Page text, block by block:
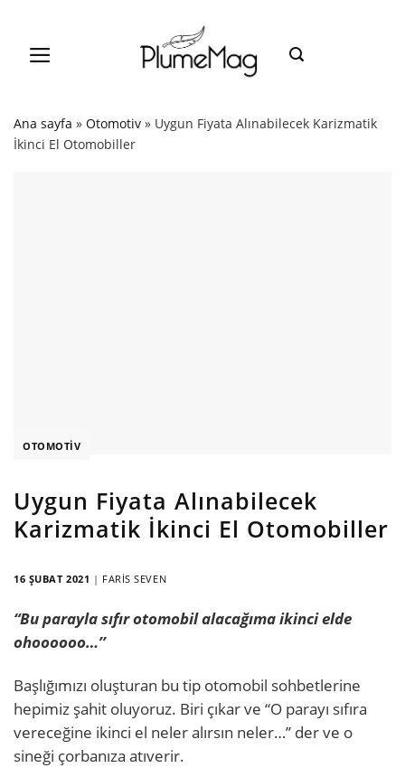
content
Ana sayfa » Otomotiv » Uygun Fiyata Alınabilecek Karizmatik
İkinci El Otomobiller
OTOMOTIV
Uygun Fiyata Alınabilecek
Karizmatik İkinci El Otomobiller
16 ŞUBAT 2021 | FARIS SEVEN
“Bu parayla sıfır otomobil alacağıma ikinci elde
ohoooooo…’’
Başlığımızı oluşturan bu tip otomobil sohbetlerine
hepimiz şahit oluyoruz. Biri çıkar ve “O parayı sıfıra
vereceğine ikinci el neler alırsın neler…’’ der ve o
sineği çorbanıza atıverir.